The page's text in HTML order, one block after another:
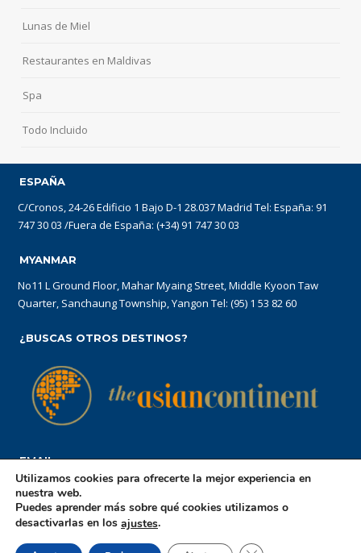
Lunas de Miel
Restaurantes en Maldivas
Spa
Todo Incluido
ESPAÑA
C/Cronos, 24-26 Edificio 1 Bajo D-1 28.037 Madrid Tel: España: 91
747 30 03 /Fuera de España: (+34) 91 747 30 03
MYANMAR
No11 L Ground Floor, Mahar Myaing Street, Middle Kyoon Taw
Quarter, Sanchaung Township, Yangon Tel: (95) 1 53 82 60
¿BUSCAS OTROS DESTINOS?
EMAIL
reservations@theasiancontinent.com
Aviso Legal
Politica de cookies
Utilizamos cookies para ofrecerte la mejor experiencia en
nuestra web.
Puedes aprender más sobre qué cookies utilizamos o
desactivarlas en los ajustes.